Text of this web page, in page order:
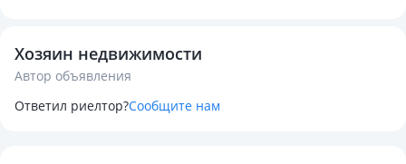
Хозяин недвижимости
Автор объявления
Ответил риелтор?Сообщите нам